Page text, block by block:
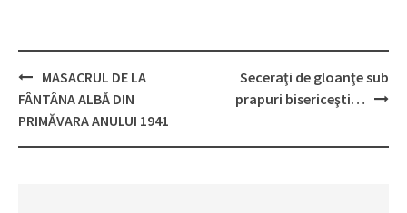
Post
navigation
MASACRUL DE LA
FÂNTÂNA ALBĂ DIN
PRIMĂVARA ANULUI 1941
Seceraţi de gloanţe sub
prapuri bisericeşti…